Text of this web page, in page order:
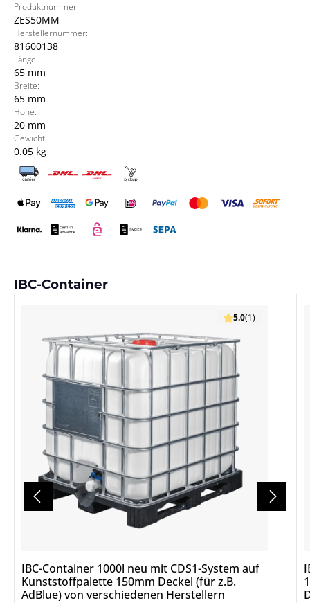
Produktnummer:
ZES50MM
Herstellernummer:
81600138
Länge:
65 mm
Breite:
65 mm
Höhe:
20 mm
Gewicht:
0.05 kg
Produktgalerie überspringen
IBC-Container
5.0(1)
IBC-Container 1000l neu mit CDS1-System auf
Kunststoffpalette 150mm Deckel (für z.B.
AdBlue) von verschiedenen Herstellern